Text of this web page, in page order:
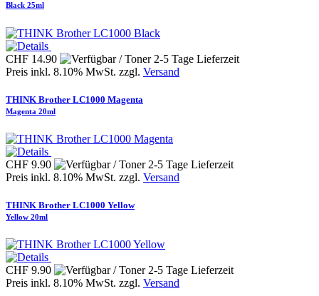
Black 25ml
CHF 14.90
Preis inkl. 8.10% MwSt. zzgl. Versand
THINK Brother LC1000 Magenta
Magenta 20ml
CHF 9.90
Preis inkl. 8.10% MwSt. zzgl. Versand
THINK Brother LC1000 Yellow
Yellow 20ml
CHF 9.90
Preis inkl. 8.10% MwSt. zzgl. Versand